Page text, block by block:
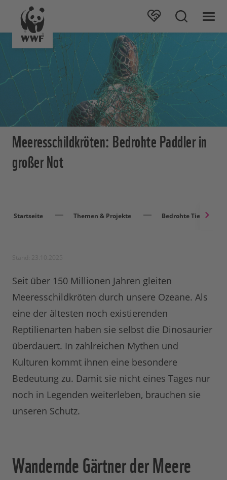
Meeresschildkröten: Bedrohte Paddler in
großer Not
Startseite Themen & Projekte Bedrohte Tierarten
Seit über 150 Millionen Jahren gleiten
Meeresschildkröten durch unsere Ozeane. Als
eine der ältesten noch existierenden
Reptilienarten haben sie selbst die Dinosaurier
überdauert. In zahlreichen Mythen und
Kulturen kommt ihnen eine besondere
Bedeutung zu. Damit sie nicht eines Tages nur
noch in Legenden weiterleben, brauchen sie
unseren Schutz.
Wandernde Gärtner der Meere